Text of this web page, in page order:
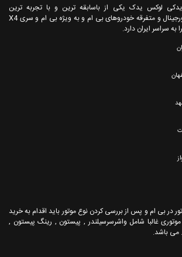
یدکی لوکس یدک یکی از باسابقه ترین و با تجربه ترین
واردکنندگان لوازم یدکی اورجینال و متفرقه خودروهای بی ام و به ویژه بی ام و سری X4
به سراسر ایران دارد.
در بی ام و پس از بررسی کردن نوع موتور باید اقدام به خرید
موتوری غالبا شامل واشرسرسیلندر , پیستون , رینگ پیستون ,
می باشد.